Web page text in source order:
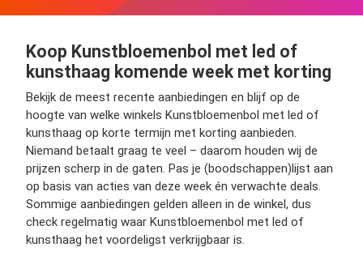
Koop Kunstbloemenbol met led of
kunsthaag komende week met korting
Bekijk de meest recente aanbiedingen en blijf op de
hoogte van welke winkels Kunstbloemenbol met led of
kunsthaag op korte termijn met korting aanbieden.
Niemand betaalt graag te veel – daarom houden wij de
prijzen scherp in de gaten. Pas je (boodschappen)lijst aan
op basis van acties van deze week én verwachte deals.
Sommige aanbiedingen gelden alleen in de winkel, dus
check regelmatig waar Kunstbloemenbol met led of
kunsthaag het voordeligst verkrijgbaar is.